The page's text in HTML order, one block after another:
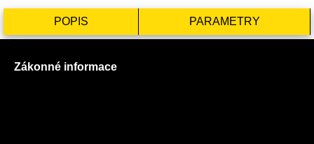
POPIS PARAMETRY
Zákonné informace